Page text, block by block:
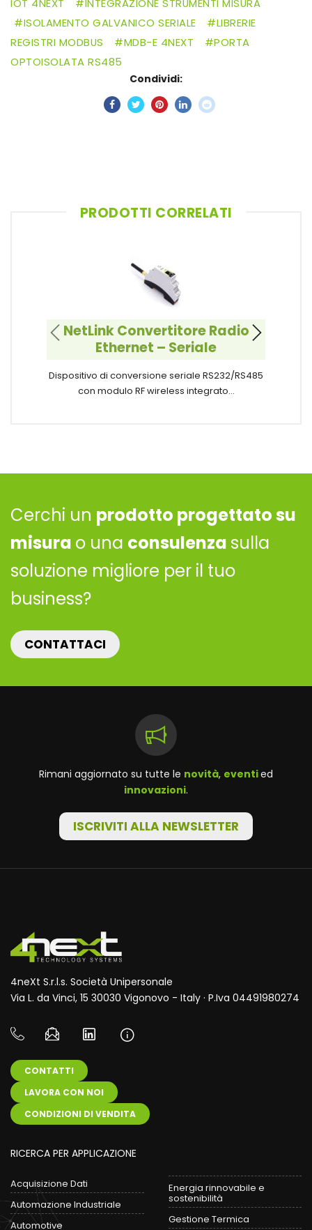
IOT 4NEXT
INTEGRAZIONE STRUMENTI MISURA
ISOLAMENTO GALVANICO SERIALE
LIBRERIE
REGISTRI MODBUS
MDB-E 4NEXT
PORTA
OPTOISOLATA RS485
Condividi:
PRODOTTI CORRELATI
NetLink Convertitore Radio
Ethernet – Seriale
Dispositivo di conversione seriale RS232/RS485
con modulo RF wireless integrato…
Cerchi un prodotto progettato su
misura o una consulenza sulla
soluzione migliore per il tuo
business?
CONTATTACI
Rimani aggiornato su tutte le novità, eventied
innovazioni.
ISCRIVITI ALLA NEWSLETTER
4neXt S.r.l.s. Società Unipersonale
Via L. da Vinci, 15 30030 Vigonovo - Italy · P.Iva 04491980274
CONTATTI
LAVORA CON NOI
CONDIZIONI DI VENDITA
RICERCA PER APPLICAZIONE
Acquisizione Dati
Automazione Industriale
Automotive
Energia rinnovabile e
sostenibilità
Gestione Termica